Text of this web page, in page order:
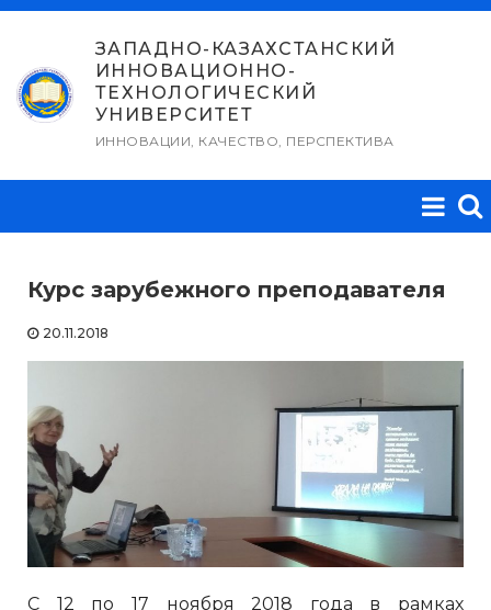
Перейти
содержимому
ЗАПАДНО-КАЗАХСТАНСКИЙ
ИННОВАЦИОННО-
ТЕХНОЛОГИЧЕСКИЙ
УНИВЕРСИТЕТ
ИННОВАЦИИ, КАЧЕСТВО, ПЕРСПЕКТИВА
Курс зарубежного преподавателя
20.11.2018
С 12 по 17 ноября 2018 года в рамках